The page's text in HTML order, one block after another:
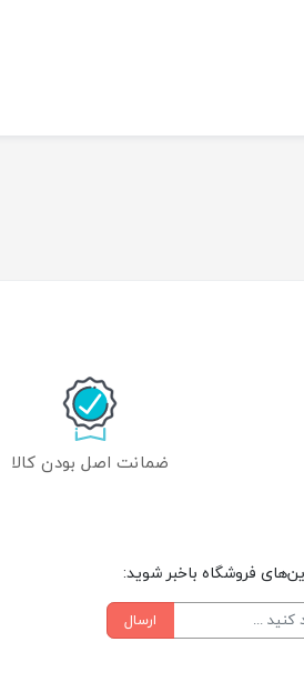
ضمانت اصل بودن کالا
فروشگاه باخبر شوید:
ارسال